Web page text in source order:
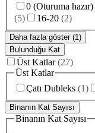
0 (Oturuma hazır)
(5) 16-20 (2)
Daha fazla göster (1)
Bulunduğu Kat
Üst Katlar (27)
Üst Katlar
Çatı Dubleks (1)
Binanın Kat Sayısı
Binanın Kat Sayısı